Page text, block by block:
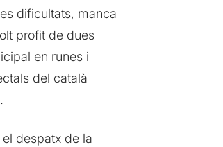
dificultats, manca
profit de dues
en runes i
del català
despatx de la